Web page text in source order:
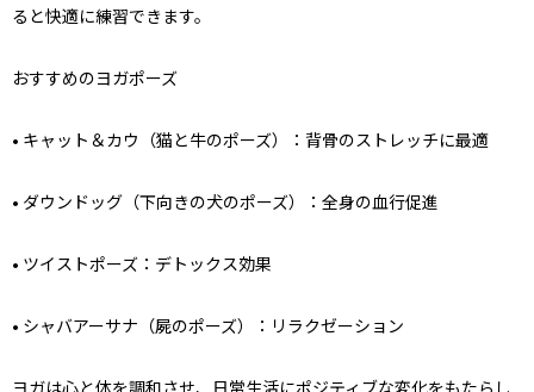
ると快適に練習できます。
おすすめのヨガポーズ
• キャット＆カウ（猫と牛のポーズ） ：背骨のストレッチに最適
• ダウンドッグ（下向きの犬のポーズ） ：全身の血行促進
• ツイストポーズ ：デトックス効果
• シャバアーサナ（屍のポーズ） ：リラクゼーション
ヨガは心と体を調和させ、日常生活にポジティブな変化をもたらし